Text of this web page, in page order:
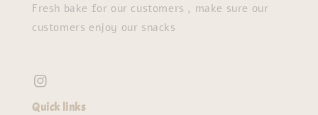
Fresh bake for our customers , make sure our
customers enjoy our snacks
Quick links